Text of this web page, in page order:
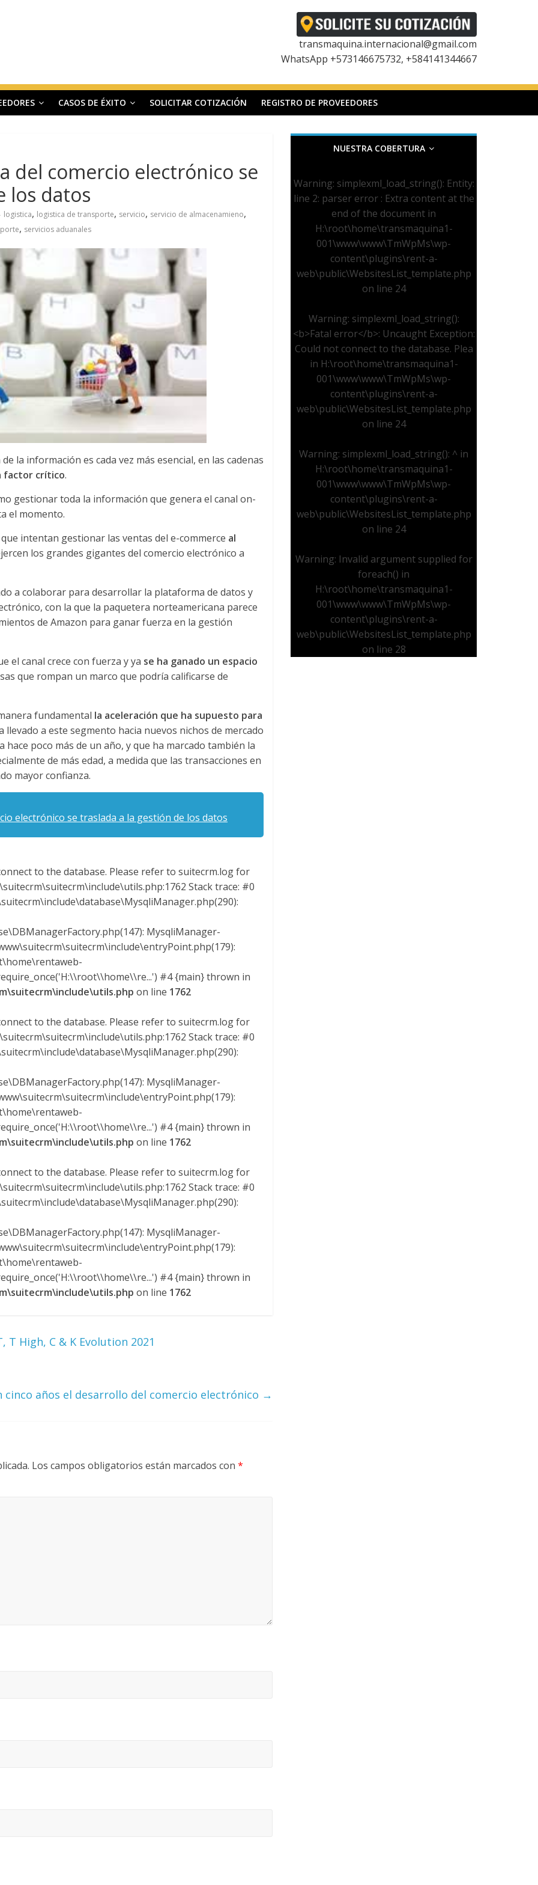
transmaquina.internacional@gmail.com
WhatsApp +573146675732, +584141344667
CASOS DE ÉXITO SOLICITAR COTIZACIÓN REGISTRO DE PROVEEDORES
del comercio electrónico se
los datos
logistica, logistica de transporte, servicio, servicio de almacenamieno,
, servicios aduanales
la información es cada vez más esencial, en las cadenas
factor crítico.
gestionar toda la información que genera el canal on-
el momento.
intentan gestionar las ventas del e-commerce al
los grandes gigantes del comercio electrónico a
a colaborar para desarrollar la plataforma de datos y
con la que la paquetera norteamericana parece
de Amazon para ganar fuerza en la gestión
el canal crece con fuerza y ya se ha ganado un espacio
que rompan un marco que podría calificarse de
fundamental la aceleración que ha supuesto para
llevado a este segmento hacia nuevos nichos de mercado
poco más de un año, y que ha marcado también la
de más edad, a medida que las transacciones en
mayor confianza.
electrónico se traslada a la gestión de los datos
to the database. Please refer to suitecrm.log for
Stack trace: #0
MysqliManager-
#4 {main} thrown in
on line 1762
to the database. Please refer to suitecrm.log for
Stack trace: #0
MysqliManager-
#4 {main} thrown in
on line 1762
to the database. Please refer to suitecrm.log for
Stack trace: #0
MysqliManager-
#4 {main} thrown in
on line 1762
T High, C & K Evolution 2021
cinco años el desarrollo del comercio electrónico →
Los campos obligatorios están marcados con *
NUESTRA COBERTURA
Warning: simplexml_load_string(): Entity:
line 2: parser error : Extra content at the
end of the document in
H:\root\home\transmaquina1-
001\www\www\TmWpMs\wp-
content\plugins\rent-a-
web\public\WebsitesList_template.php
on line 24
Warning: simplexml_load_string():
<b>Fatal error</b>: Uncaught Exception:
Could not connect to the database. Plea
in H:\root\home\transmaquina1-
001\www\www\TmWpMs\wp-
content\plugins\rent-a-
web\public\WebsitesList_template.php
on line 24
Warning: simplexml_load_string(): ^ in
H:\root\home\transmaquina1-
001\www\www\TmWpMs\wp-
content\plugins\rent-a-
web\public\WebsitesList_template.php
on line 24
Warning: Invalid argument supplied for
foreach() in
H:\root\home\transmaquina1-
001\www\www\TmWpMs\wp-
content\plugins\rent-a-
web\public\WebsitesList_template.php
on line 28